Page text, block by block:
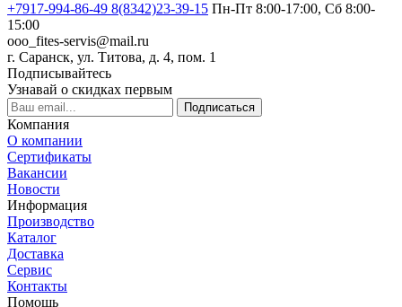
+7917-994-86-49 8(8342)23-39-15 Пн-Пт 8:00-17:00, Сб 8:00-
15:00
ooo_fites-servis@mail.ru
г. Саранск, ул. Титова, д. 4, пом. 1
Подписывайтесь
Узнавай о скидках первым
Подписаться
Компания
О компании
Сертификаты
Вакансии
Новости
Информация
Производство
Каталог
Доставка
Сервис
Контакты
Помощь